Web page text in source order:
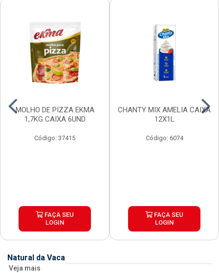
MOLHO DE PIZZA EKMA
1,7KG CAIXA 6UND
Código: 37415
FAÇA SEU
LOGIN
CHANTY MIX AMELIA CAIXA
12X1L
Código: 6074
FAÇA SEU
LOGIN
Natural da Vaca
Veja mais